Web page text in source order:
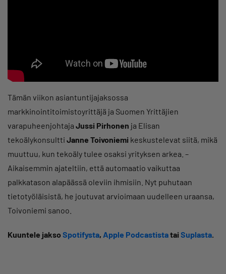
Tämän viikon asiantuntijajaksossa
markkinointitoimistoyrittäjä ja Suomen Yrittäjien
varapuheenjohtaja Jussi Pirhonen ja Elisan
tekoälykonsultti Janne Toivoniemi keskustelevat siitä, mikä
muuttuu, kun tekoäly tulee osaksi yrityksen arkea. –
Aikaisemmin ajateltiin, että automaatio vaikuttaa
palkkatason alapäässä oleviin ihmisiin. Nyt puhutaan
tietotyöläisistä, he joutuvat arvioimaan uudelleen uraansa,
Toivoniemi sanoo.
Kuuntele jakso Spotifysta, Apple Podcastistatai Suplasta